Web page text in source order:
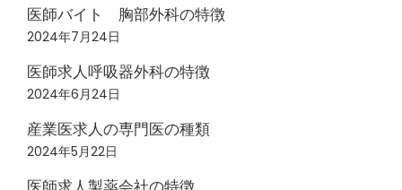
医師バイト 胸部外科の特徴
2024年7月24日
医師求人呼吸器外科の特徴
2024年6月24日
産業医求人の専門医の種類
2024年5月22日